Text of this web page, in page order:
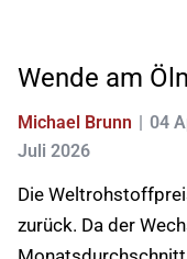
Wende am
Michael Brunn 04
Juli 2026
Die
zurück. Da der